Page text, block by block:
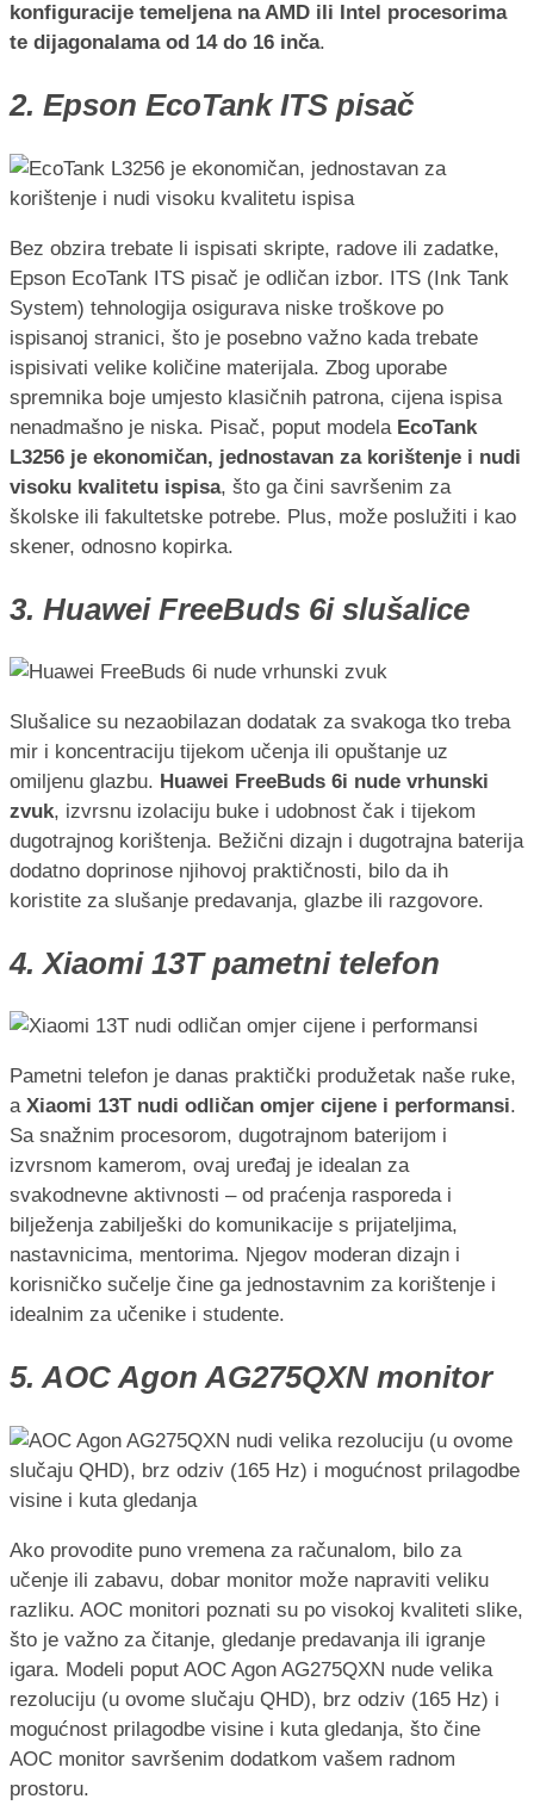
konfiguracije temeljena na AMD ili Intel procesorima
te dijagonalama od 14 do 16 inča.
2. Epson EcoTank ITS pisač
Bez obzira trebate li ispisati skripte, radove ili zadatke,
Epson EcoTank ITS pisač je odličan izbor. ITS (Ink Tank
System) tehnologija osigurava niske troškove po
ispisanoj stranici, što je posebno važno kada trebate
ispisivati velike količine materijala. Zbog uporabe
spremnika boje umjesto klasičnih patrona, cijena ispisa
nenadmašno je niska. Pisač, poput modela EcoTank
L3256 je ekonomičan, jednostavan za korištenje i nudi
visoku kvalitetu ispisa, što ga čini savršenim za
školske ili fakultetske potrebe. Plus, može poslužiti i kao
skener, odnosno kopirka.
3. Huawei FreeBuds 6i slušalice
Slušalice su nezaobilazan dodatak za svakoga tko treba
mir i koncentraciju tijekom učenja ili opuštanje uz
omiljenu glazbu. Huawei FreeBuds 6i nude vrhunski
zvuk, izvrsnu izolaciju buke i udobnost čak i tijekom
dugotrajnog korištenja. Bežični dizajn i dugotrajna baterija
dodatno doprinose njihovoj praktičnosti, bilo da ih
koristite za slušanje predavanja, glazbe ili razgovore.
4. Xiaomi 13T pametni telefon
Pametni telefon je danas praktički produžetak naše ruke,
a Xiaomi 13T nudi odličan omjer cijene i performansi.
Sa snažnim procesorom, dugotrajnom baterijom i
izvrsnom kamerom, ovaj uređaj je idealan za
svakodnevne aktivnosti – od praćenja rasporeda i
bilježenja zabilješki do komunikacije s prijateljima,
nastavnicima, mentorima. Njegov moderan dizajn i
korisničko sučelje čine ga jednostavnim za korištenje i
idealnim za učenike i studente.
5. AOC Agon AG275QXN monitor
Ako provodite puno vremena za računalom, bilo za
učenje ili zabavu, dobar monitor može napraviti veliku
razliku. AOC monitori poznati su po visokoj kvaliteti slike,
što je važno za čitanje, gledanje predavanja ili igranje
igara. Modeli poput AOC Agon AG275QXN nude velika
rezoluciju (u ovome slučaju QHD), brz odziv (165 Hz) i
mogućnost prilagodbe visine i kuta gledanja, što čine
AOC monitor savršenim dodatkom vašem radnom
prostoru.